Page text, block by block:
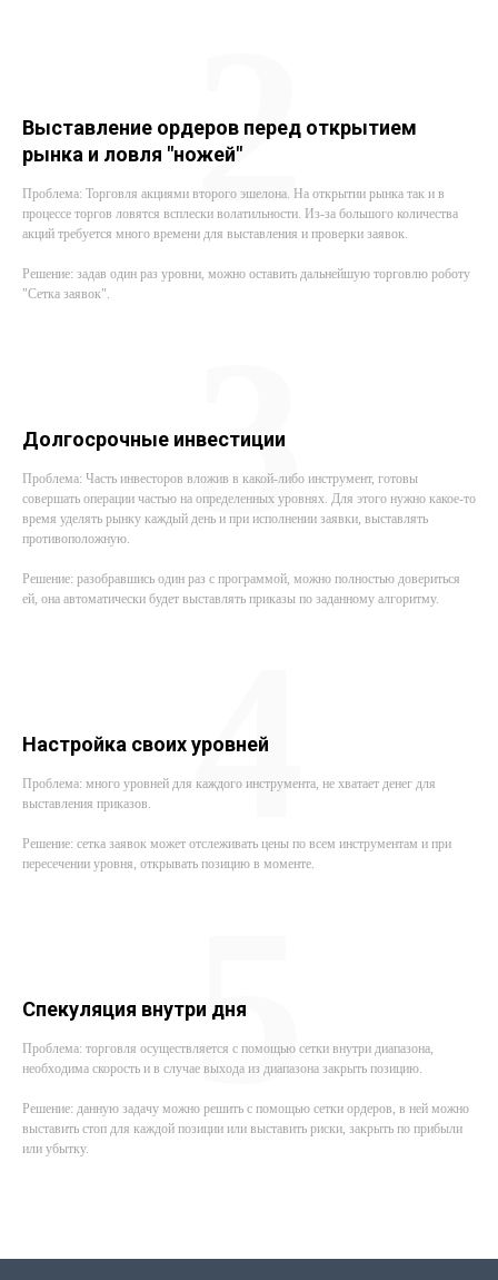
Выставление ордеров перед открытием
рынка и ловля "ножей"
Проблема: Торговля акциями второго эшелона. На открытии рынка так и в
процессе торгов ловятся всплески волатильности. Из-за большого количества
акций требуется много времени для выставления и проверки заявок.
Решение: задав один раз уровни, можно оставить дальнейшую торговлю роботу
"Сетка заявок".
2
Долгосрочные инвестиции
Проблема: Часть инвесторов вложив в какой-либо инструмент, готовы
совершать операции частью на определенных уровнях. Для этого нужно какое-то
время уделять рынку каждый день и при исполнении заявки, выставлять
противоположную.
Решение: разобравшись один раз с программой, можно полностью довериться
ей, она автоматически будет выставлять приказы по заданному алгоритму.
3
Настройка своих уровней
Проблема: много уровней для каждого инструмента, не хватает денег для
выставления приказов.
Решение: сетка заявок может отслеживать цены по всем инструментам и при
пересечении уровня, открывать позицию в моменте.
4
Спекуляция внутри дня
Проблема: торговля осуществляется с помощью сетки внутри диапазона,
необходима скорость и в случае выхода из диапазона закрыть позицию.
Решение: данную задачу можно решить с помощью сетки ордеров, в ней можно
выставить стоп для каждой позиции или выставить риски, закрыть по прибыли
или убытку.
5